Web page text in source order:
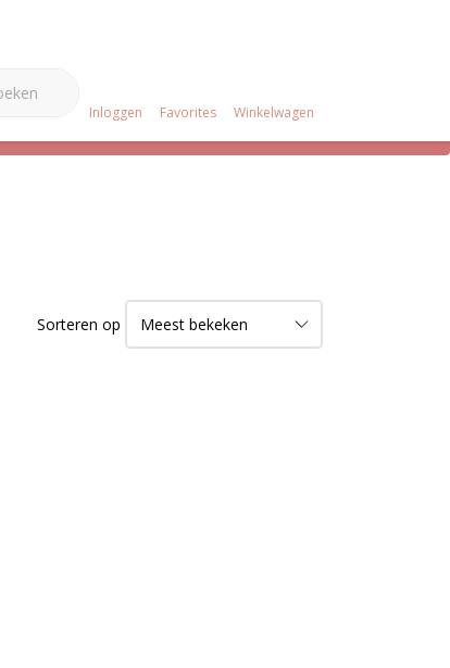
Inloggen Favorites Winkelwagen
Sorteren op